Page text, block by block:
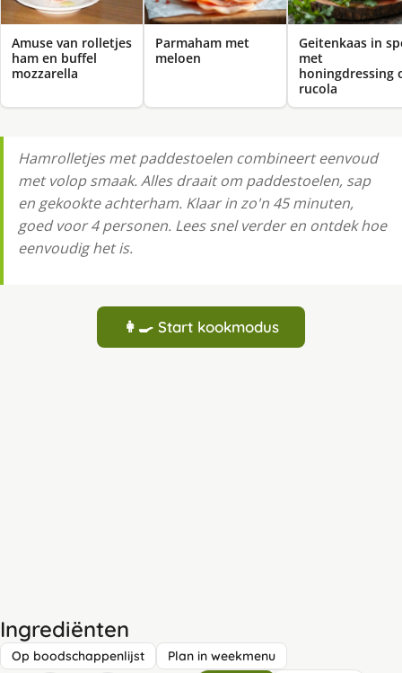
Amuse van rolletjes
ham en buffel
mozzarella
Parmaham met
meloen
Geitenkaas in
met
honingdressing
rucola
Hamrolletjes met paddestoelen combineert eenvoud
met volop smaak. Alles draait om paddestoelen, sap
en gekookte achterham. Klaar in zo'n 45 minuten,
goed voor 4 personen. Lees snel verder en ontdek hoe
eenvoudig het is.
👩‍🍳 Start kookmodus
Ingrediënten
Op boodschappenlijst Plan in weekmenu